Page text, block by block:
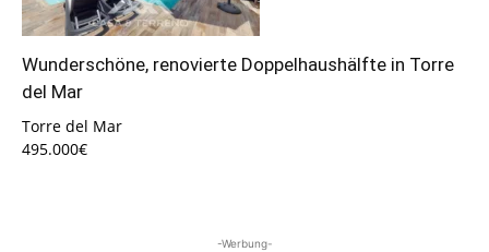
Wunderschöne, renovierte Doppelhaushälfte in Torre
del Mar
Torre del Mar
495.000€
-Werbung-